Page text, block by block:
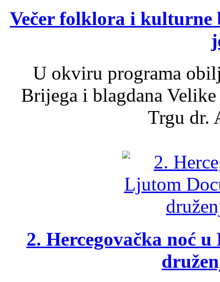
Večer folklora i kulturne
U okviru programa
Brijega i blagdana
Trgu dr.
2. Hercegovačka noć